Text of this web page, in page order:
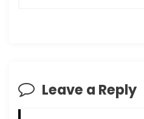
i
Leave a Reply